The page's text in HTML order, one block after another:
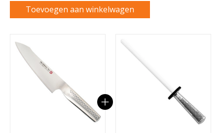
Toevoegen aan winkelwagen
Carrousel van gebundelde producten